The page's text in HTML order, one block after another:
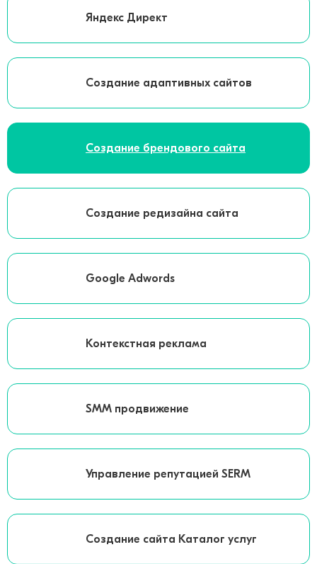
Яндекс Директ
Создание адаптивных сайтов
Создание брендового сайта
Создание редизайна сайта
Google Adwords
Контекстная реклама
SMM продвижение
Управление репутацией SERM
Создание сайта Каталог услуг